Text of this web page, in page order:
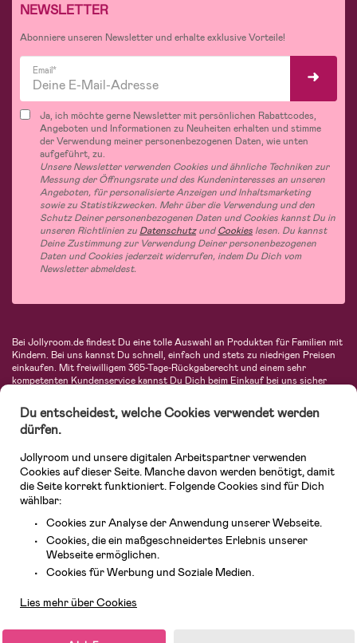
NEWSLETTER
Abonniere unseren Newsletter und erhalte exklusive Vorteile!
Email*
Ja, ich möchte gerne Newsletter mit persönlichen Rabattcodes,
Angeboten und Informationen zu Neuheiten erhalten und stimme
der Verwendung meiner personenbezogenen Daten, wie unten
aufgeführt, zu.
Unsere Newsletter verwenden Cookies und ähnliche Techniken zur
Messung der Öffnungsrate und des Kundeninteresses an unseren
Angeboten, für personalisierte Anzeigen und Inhaltsmarketing
sowie zu Statistikzwecken. Mehr über die Verwendung und den
Schutz Deiner personenbezogenen Daten und Cookies kannst Du in
unseren Richtlinien zu DatenschutzundCookies lesen. Du kannst
Deine Zustimmung zur Verwendung Deiner personenbezogenen
Daten und Cookies jederzeit widerrufen, indem Du Dich vom
Newsletter abmeldest.
Bei Jollyroom.de findest Du eine tolle Auswahl an Produkten für Familien mit
Kindern. Bei uns kannst Du schnell, einfach und stets zu niedrigen Preisen
einkaufen. Mit freiwilligem 365-Tage-Rückgaberecht und einem sehr
kompetenten Kundenservice kannst Du Dich beim Einkauf bei uns sicher
Autositze, Kinder- und Babymode, Produkte für Mütter und eine Menge
fantastischer Einrichtungsgegenstände, Spielsachen, Babyprodukte und
vieles mehr. Wir haben Produkte von bekannten Herstellern wie Britax, Maxi-
Avent, Jack Wolfskin, Cybex, LEGO und vielen mehr. Schau Dich um in
unserer vielfältigen Online-Boutique für Kinder & Babys. Willkommen!
© 2026 Jollyroom GmbH. Alle Rechte vorbehalten.
Du entscheidest, welche Cookies verwendet werden
dürfen.
Jollyroom und unsere digitalen Arbeitspartner verwenden
Cookies auf dieser Seite. Manche davon werden benötigt, damit
die Seite korrekt funktioniert. Folgende Cookies sind für Dich
wählbar:
Cookies zur Analyse der Anwendung unserer Webseite.
Cookies, die ein maßgeschneidertes Erlebnis unserer
Webseite ermöglichen.
Cookies für Werbung und Soziale Medien.
Lies mehr über Cookies